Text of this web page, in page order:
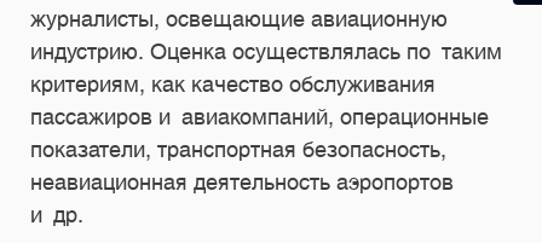
журналисты, освещающие авиационную
индустрию. Оценка осуществлялась по таким
критериям, как качество обслуживания
пассажиров и авиакомпаний, операционные
показатели, транспортная безопасность,
неавиационная деятельность аэропортов
и др.